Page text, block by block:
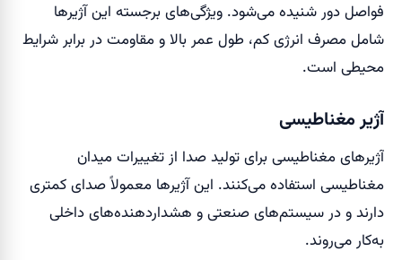
فواصل دور شنیده می‌شود. ویژگی‌های برجسته این آژیرها
شامل مصرف انرژی کم، طول عمر بالا و مقاومت در برابر شرایط
محیطی است.
آژیر مغناطیسی
آژیرهای مغناطیسی برای تولید صدا از تغییرات میدان
مغناطیسی استفاده می‌کنند. این آژیرها معمولاً صدای کمتری
دارند و در سیستم‌های صنعتی و هشداردهنده‌های داخلی
به‌کار می‌روند.